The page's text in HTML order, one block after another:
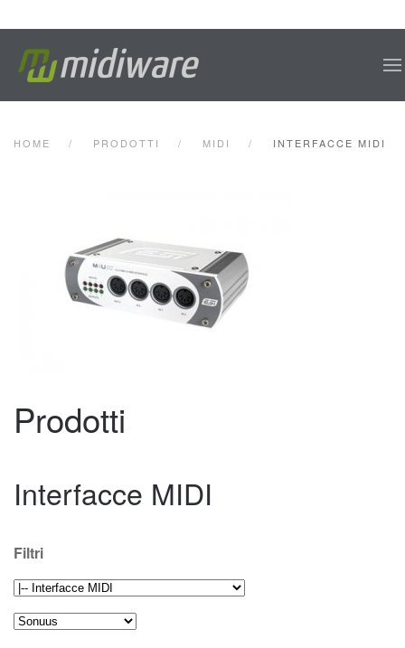
HOME PRODOTTI MIDI INTERFACCE MIDI
Prodotti
Interfacce MIDI
Filtri